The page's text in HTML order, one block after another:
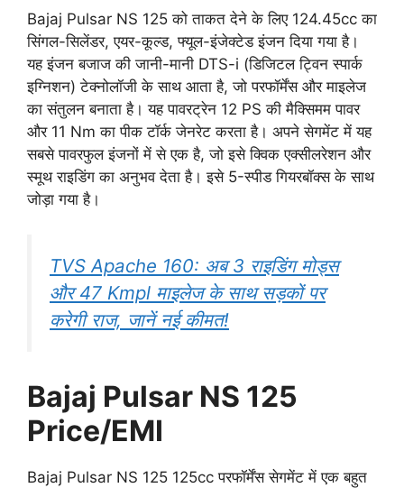
Bajaj Pulsar NS 125 को ताकत देने के लिए 124.45cc का
सिंगल-सिलेंडर, एयर-कूल्ड, फ्यूल-इंजेक्टेड इंजन दिया गया है।
यह इंजन बजाज की जानी-मानी DTS-i (डिजिटल ट्विन स्पार्क
इग्निशन) टेक्नोलॉजी के साथ आता है, जो परफॉर्मेंस और माइलेज
का संतुलन बनाता है। यह पावरट्रेन 12 PS की मैक्सिमम पावर
और 11 Nm का पीक टॉर्क जेनरेट करता है। अपने सेगमेंट में यह
सबसे पावरफुल इंजनों में से एक है, जो इसे क्विक एक्सीलरेशन और
स्मूथ राइडिंग का अनुभव देता है। इसे 5-स्पीड गियरबॉक्स के साथ
जोड़ा गया है।
TVS Apache 160: अब 3 राइडिंग मोड्स
और 47 Kmpl माइलेज के साथ सड़कों पर
करेगी राज, जानें नई कीमत!
Bajaj Pulsar NS 125
Price/EMI
Bajaj Pulsar NS 125 125cc परफॉर्मेंस सेगमेंट में एक बहुत